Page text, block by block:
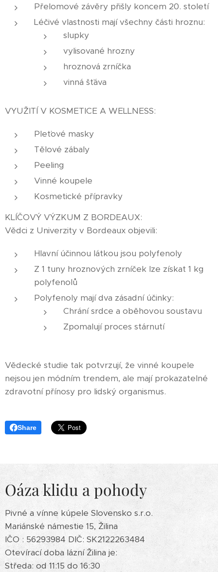
Přelomové závěry přišly koncem 20. století
Léčivé vlastnosti mají všechny části hroznu:
slupky
vylisované hrozny
hroznová zrníčka
vinná šťáva
VYUŽITÍ V KOSMETICE A WELLNESS:
Pleťové masky
Tělové zábaly
Peeling
Vinné koupele
Kosmetické přípravky
KLÍČOVÝ VÝZKUM Z BORDEAUX:
Vědci z Univerzity v Bordeaux objevili:
Hlavní účinnou látkou jsou polyfenoly
Z 1 tuny hroznových zrníček lze získat 1 kg
polyfenolů
Polyfenoly mají dva zásadní účinky:
Chrání srdce a oběhovou soustavu
Zpomalují proces stárnutí
Vědecké studie tak potvrzují, že vinné koupele
nejsou jen módním trendem, ale mají prokazatelné
zdravotní přínosy pro lidský organismus.
Share
Oáza klidu a pohody
Pivné a vínne kúpele Slovensko s.r.o.
Mariánské námestie 15, Žilina
IČO : 56293984 DIČ: SK2122263484
Otevírací doba lázní Žilina je:
Středa: od 11:15 do 16:30